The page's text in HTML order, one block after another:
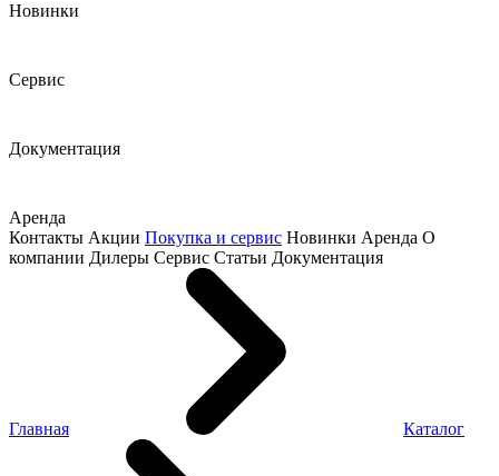
Новинки
Сервис
Документация
Аренда
Контакты Акции Покупка и сервис Новинки Аренда О
компании Дилеры Сервис Статьи Документация
Главная Каталог